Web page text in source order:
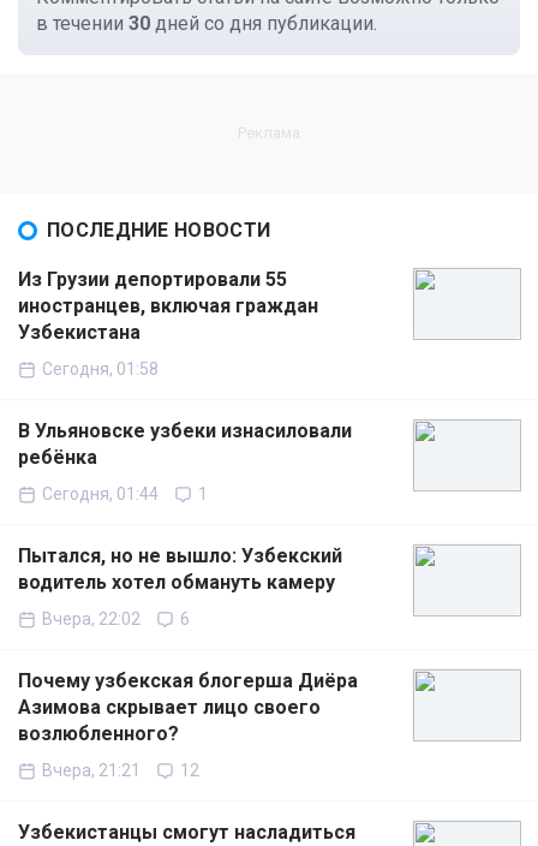
в течении 30 дней со дня публикации.
ПОСЛЕДНИЕ НОВОСТИ
Из Грузии депортировали 55
иностранцев, включая граждан
Узбекистана
Сегодня, 01:58
В Ульяновске узбеки изнасиловали
ребёнка
Сегодня, 01:44 1
Пытался, но не вышло: Узбекский
водитель хотел обмануть камеру
Вчера, 22:02 6
Почему узбекская блогерша Диёра
Азимова скрывает лицо своего
возлюбленного?
Вчера, 21:21 12
Узбекистанцы смогут насладиться